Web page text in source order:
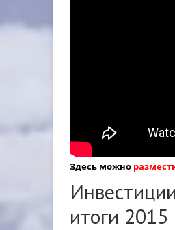
Здесь можно
итоги 2015